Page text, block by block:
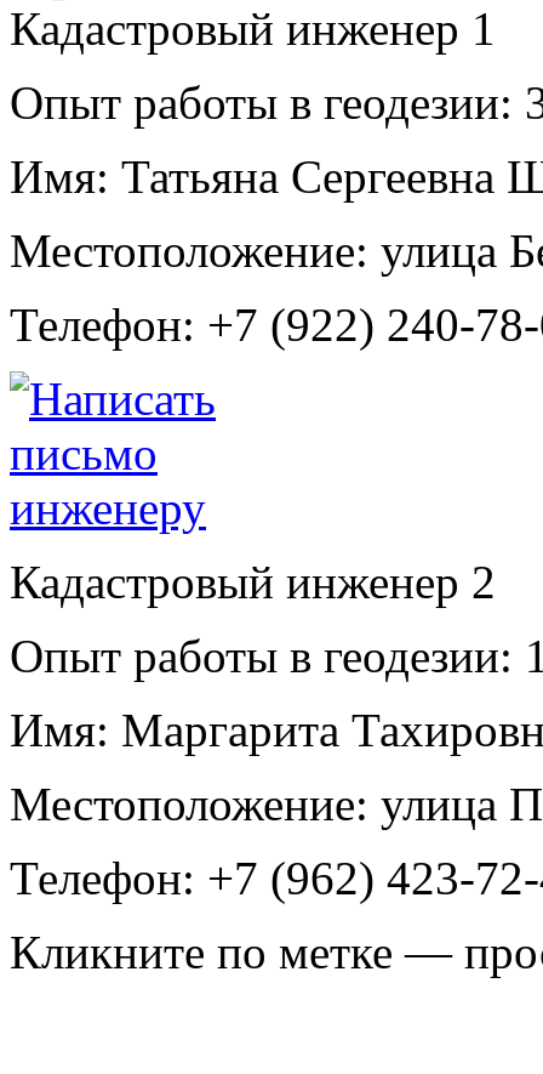
Кадастровый инженер 1
Опыт работы в геодезии:
Имя: Татьяна Сергеевна
Местоположение: улица
Телефон: +7 (922) 240-
Кадастровый инженер 2
Опыт работы в геодезии:
Имя: Маргарита
Местоположение: улица
Телефон: +7 (962) 423-
Кликните по метке —